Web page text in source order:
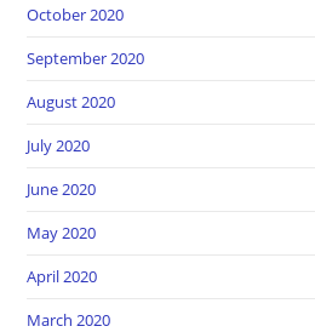
October 2020
September 2020
August 2020
July 2020
June 2020
May 2020
April 2020
March 2020